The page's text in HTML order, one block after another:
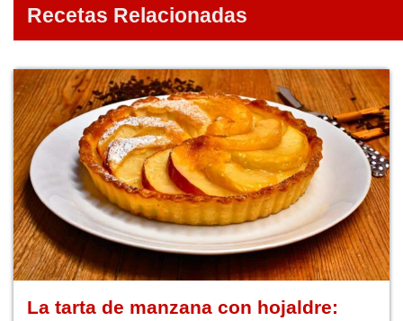
Recetas Relacionadas
La tarta de manzana con hojaldre: